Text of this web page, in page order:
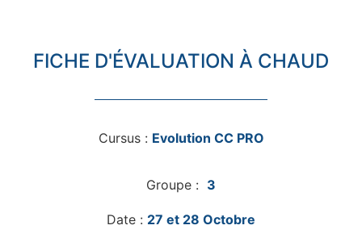
FICHE D'ÉVALUATION À CHAUD
Cursus : Evolution CC PRO
Groupe : 3
Date : 27 et 28 Octobre